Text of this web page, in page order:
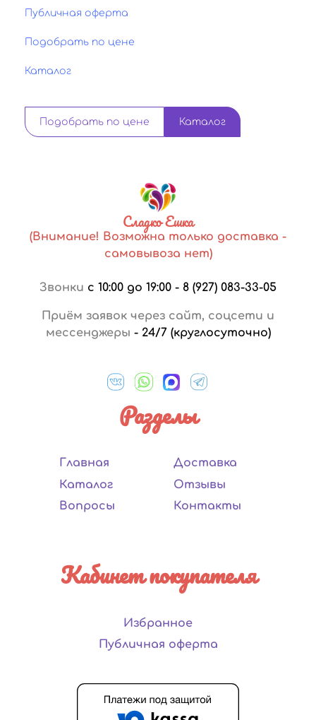
Публичная оферта
Подобрать по цене
Каталог
Подобрать по цене Каталог
Сладко Ешка
(Внимание! Возможна только доставка -
самовывоза нет)
Звонки с 10:00 до 19:00 - 8 (927) 083-33-05
Приём заявок через сайт, соцсети и
мессенджеры - 24/7 (круглосуточно)
Разделы
Главная
Каталог
Вопросы
Доставка
Отзывы
Контакты
Кабинет покупателя
Избранное
Публичная оферта